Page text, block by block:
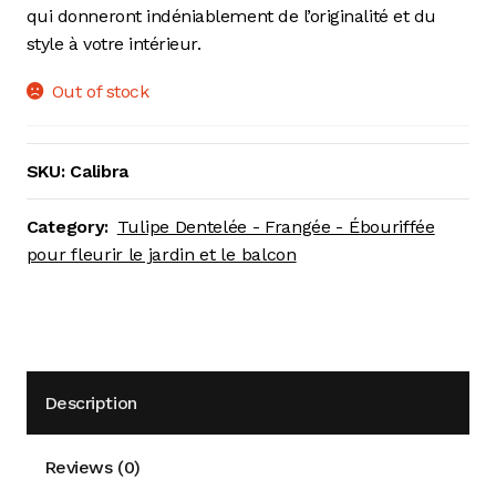
qui donneront indéniablement de l’originalité et du
style à votre intérieur.
Out of stock
SKU: Calibra
Category: Tulipe Dentelée - Frangée - Ébouriffée
pour fleurir le jardin et le balcon
Description
Reviews (0)